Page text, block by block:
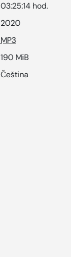
03:25:14 hod.
2020
MP3
190 MiB
Čeština